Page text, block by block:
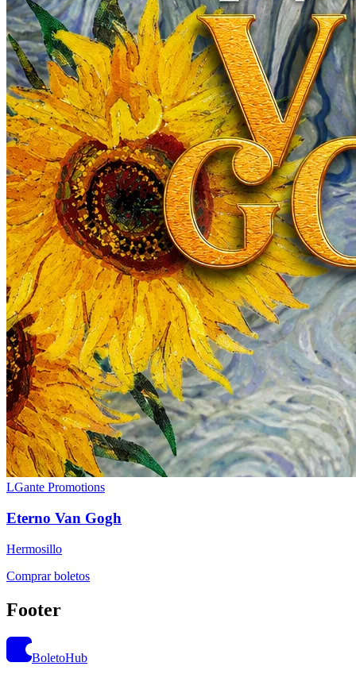
LGante Promotions
Eterno Van Gogh
Hermosillo
Comprar boletos
Footer
BoletoHub